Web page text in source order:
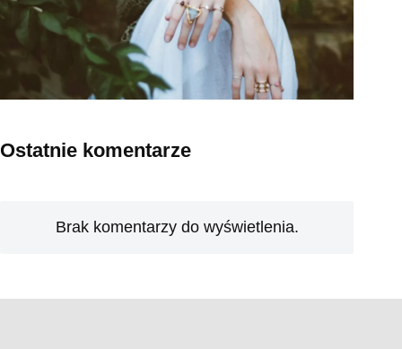
Ostatnie komentarze
Brak komentarzy do wyświetlenia.